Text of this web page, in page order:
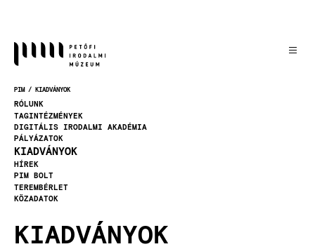
MORZSA
PIM KIADVÁNYOK
RÓLUNK
TAGINTÉZMÉNYEK
DIGITÁLIS IRODALMI AKADÉMIA
PÁLYÁZATOK
KIADVÁNYOK
HÍREK
PIM BOLT
TEREMBÉRLET
KÖZADATOK
KIADVÁNYOK